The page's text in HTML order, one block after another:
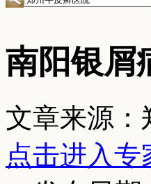
南阳银屑
文章来源：
点击进入专